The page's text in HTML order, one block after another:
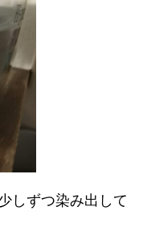
しずつ染み出して